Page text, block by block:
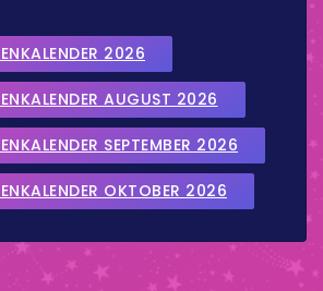
2026
AUGUST 2026
SEPTEMBER 2026
OKTOBER 2026